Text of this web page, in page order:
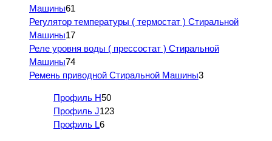
Машины61
Регулятор температуры ( термостат ) Стиральной
Машины17
Реле уровня воды ( прессостат ) Стиральной
Машины74
Ремень приводной Стиральной Машины3
Профиль H50
Профиль J123
Профиль L6